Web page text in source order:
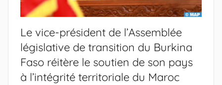
Le vice-président de l’Assemblée
législative de transition du Burkina
Faso réitère le soutien de son pays
à l’intégrité territoriale du Maroc